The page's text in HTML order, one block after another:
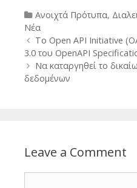
Categories
Ανοιχτά Πρότυπα,
Νέα
Post
navigation
Το Open API Initiative
3.0 του OpenAPI
Να καταργηθεί το
δεδομένων
Leave a Comment